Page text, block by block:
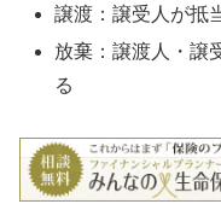
譲渡：譲受人が抵
放棄：譲渡人・譲
る